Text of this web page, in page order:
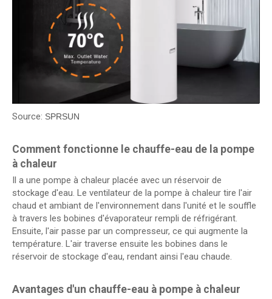
Source: SPRSUN
Comment fonctionne le chauffe-eau de la pompe
à chaleur
Il a une pompe à chaleur placée avec un réservoir de
stockage d'eau. Le ventilateur de la pompe à chaleur tire l'air
chaud et ambiant de l'environnement dans l'unité et le souffle
à travers les bobines d'évaporateur rempli de réfrigérant.
Ensuite, l'air passe par un compresseur, ce qui augmente la
température. L'air traverse ensuite les bobines dans le
réservoir de stockage d'eau, rendant ainsi l'eau chaude.
Avantages d'un chauffe-eau à pompe à chaleur